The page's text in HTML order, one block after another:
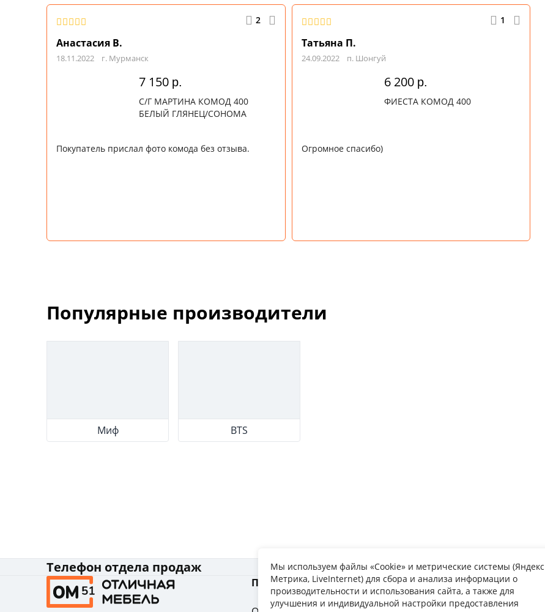
Анастасия В.
18.11.2022 г. Мурманск
2
7 150 р.
С/Г МАРТИНА КОМОД 400
БЕЛЫЙ ГЛЯНЕЦ/СОНОМА
Покупатель прислал фото комода без отзыва.
Татьяна П.
24.09.2022 п. Шонгуй
1
6 200 р.
ФИЕСТА КОМОД 400
Огромное спасибо)
Популярные производители
Миф BTS
Телефон отдела продаж
Покупателю Информация
Мы используем файлы «Cookie» и метрические системы (Яндекс
Метрика, LiveInternet) для сбора и анализа информации о
производительности и использования сайта, а также для
улучшения и индивидуальной настройки предоставления